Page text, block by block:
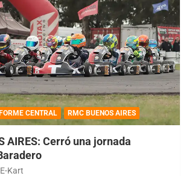
CENTRAL RMC BUENOS AIRES
AIRES: Cerró una jornada
E-Kart